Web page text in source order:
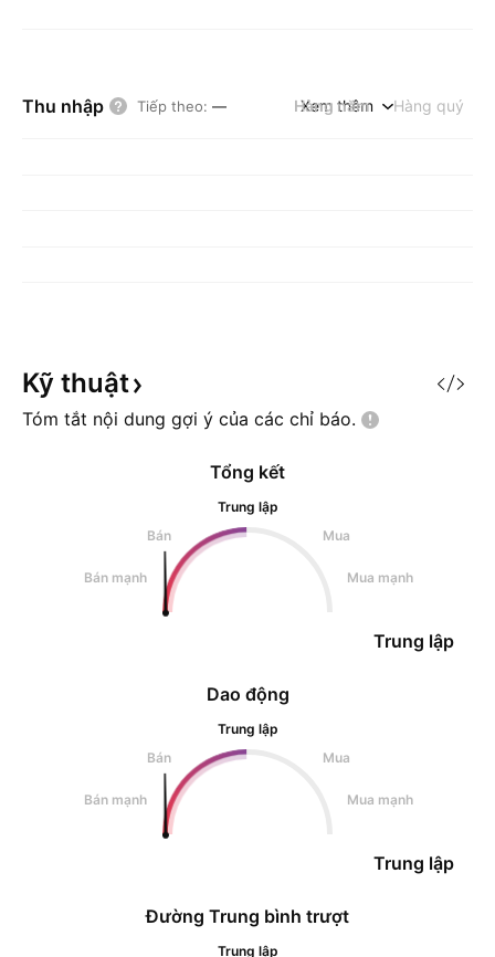
Thu nhập Tiếp theo: — Hàng năm Hàng quý
Xem thêm
Kỹ thuật
Tóm tắt nội dung gợi ý của các chỉ báo.
Dao động
Trung lập
Bán
Mua
Bán mạnh Mua mạnh
Trung lập
Tổng kết
Trung lập
Bán
Mua
Bán mạnh Mua mạnh
Trung lập
Đường Trung bình trượt
Trung lập